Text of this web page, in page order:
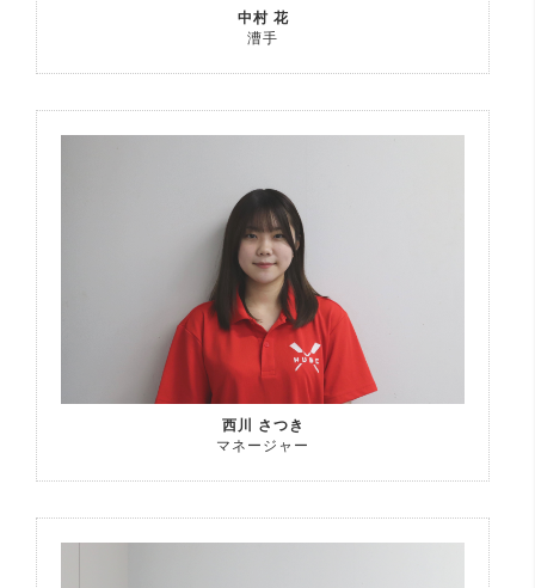
中村 花
漕手
西川 さつき
マネージャー